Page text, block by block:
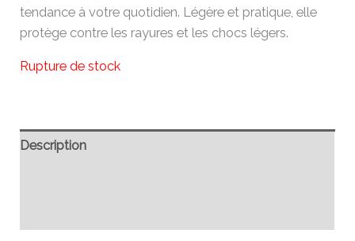
tendance à votre quotidien. Légère et pratique, elle
protège contre les rayures et les chocs légers.
Rupture de stock
Description